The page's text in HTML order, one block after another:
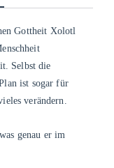
Gottheit Xolotl
Selbst die
ist sogar für
verändern.
genau er im